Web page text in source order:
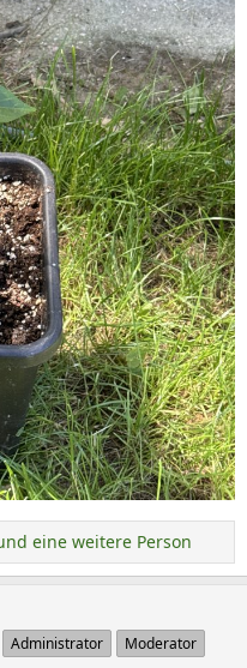
eine weitere Person
Administrator Moderator